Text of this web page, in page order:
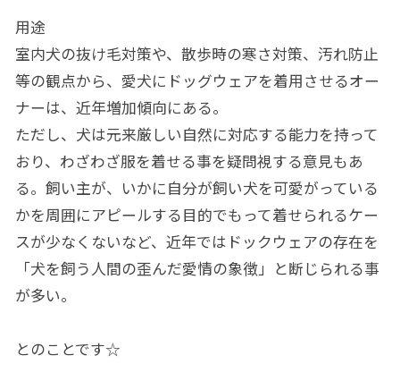
用途
室内犬の抜け毛対策や、散歩時の寒さ対策、汚れ防止
等の観点から、愛犬にドッグウェアを着用させるオー
ナーは、近年増加傾向にある。
ただし、犬は元来厳しい自然に対応する能力を持って
おり、わざわざ服を着せる事を疑問視する意見もあ
る。飼い主が、いかに自分が飼い犬を可愛がっている
かを周囲にアピールする目的でもって着せられるケー
スが少なくないなど、近年ではドックウェアの存在を
「犬を飼う人間の歪んだ愛情の象徴」と断じられる事
が多い。
とのことです☆